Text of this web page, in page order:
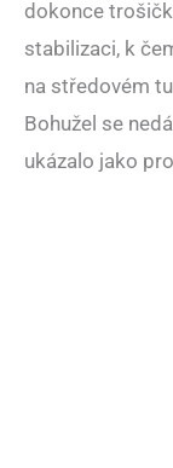
dokonce
stabilizaci, k
na středovém
Bohužel se
ukázalo jako